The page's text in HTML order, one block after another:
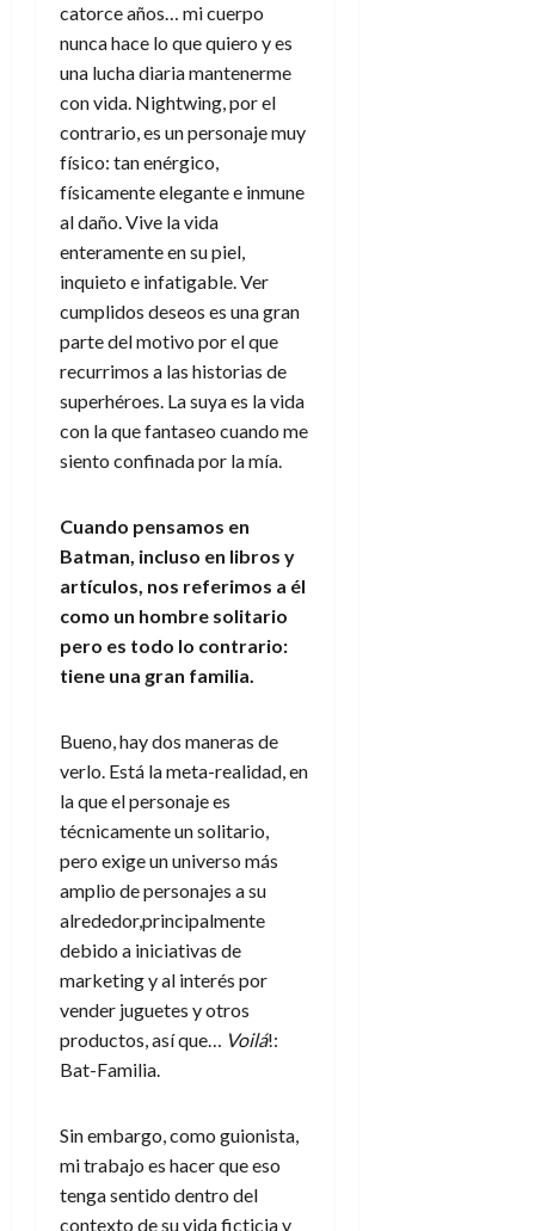
catorce años… mi cuerpo
nunca hace lo que quiero y es
una lucha diaria mantenerme
con vida. Nightwing, por el
contrario, es un personaje muy
físico: tan enérgico,
físicamente elegante e inmune
al daño. Vive la vida
enteramente en su piel,
inquieto e infatigable. Ver
cumplidos deseos es una gran
parte del motivo por el que
recurrimos a las historias de
superhéroes. La suya es la vida
con la que fantaseo cuando me
siento confinada por la mía.
Cuando pensamos en
Batman, incluso en libros y
artículos, nos referimos a él
como un hombre solitario
pero es todo lo contrario:
tiene una gran familia.
Bueno, hay dos maneras de
verlo. Está la meta-realidad, en
la que el personaje es
técnicamente un solitario,
pero exige un universo más
amplio de personajes a su
alrededor,principalmente
debido a iniciativas de
marketing y al interés por
vender juguetes y otros
productos, así que… Voilá!:
Bat-Familia.
Sin embargo, como guionista,
mi trabajo es hacer que eso
tenga sentido dentro del
contexto de su vida ficticia y